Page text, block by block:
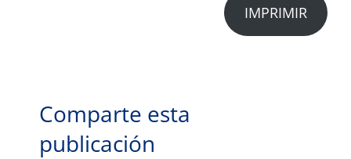
IMPRIMIR
Comparte esta
publicación